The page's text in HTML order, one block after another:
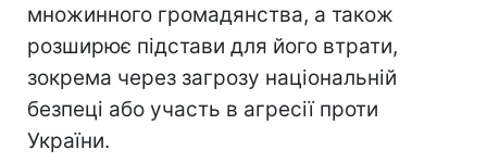
множинного громадянства, а також
розширює підстави для його втрати,
зокрема через загрозу національній
безпеці або участь в агресії проти
України.